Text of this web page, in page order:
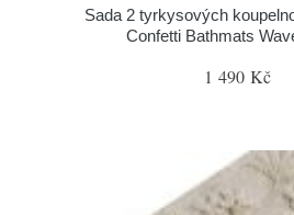
Sada 2 tyrkysových
Confetti Bathmats
1 490 Kč